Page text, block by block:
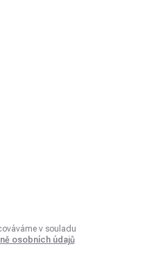
v souladu
osobních údajů